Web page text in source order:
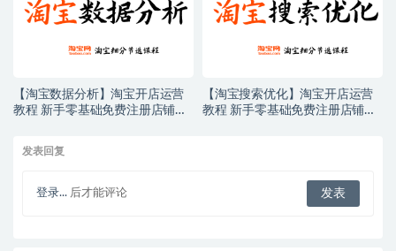
【淘宝数据分析】淘宝开店运营
教程 新手零基础免费注册店铺开
【淘宝搜索优化】淘宝开店运营
教程 新手零基础免费注册店铺开
发表回复
登录... 后才能评论